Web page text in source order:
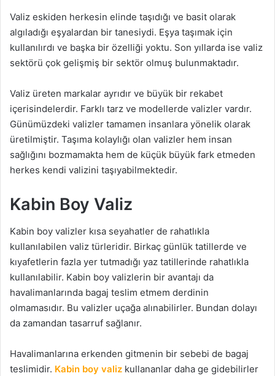
Valiz eskiden herkesin elinde taşıdığı ve basit olarak
algıladığı eşyalardan bir tanesiydi. Eşya taşımak için
kullanılırdı ve başka bir özelliği yoktu. Son yıllarda ise valiz
sektörü çok gelişmiş bir sektör olmuş bulunmaktadır.
Valiz üreten markalar ayrıdır ve büyük bir rekabet
içerisindelerdir. Farklı tarz ve modellerde valizler vardır.
Günümüzdeki valizler tamamen insanlara yönelik olarak
üretilmiştir. Taşıma kolaylığı olan valizler hem insan
sağlığını bozmamakta hem de küçük büyük fark etmeden
herkes kendi valizini taşıyabilmektedir.
Kabin Boy Valiz
Kabin boy valizler kısa seyahatler de rahatlıkla
kullanılabilen valiz türleridir. Birkaç günlük tatillerde ve
kıyafetlerin fazla yer tutmadığı yaz tatillerinde rahatlıkla
kullanılabilir. Kabin boy valizlerin bir avantajı da
havalimanlarında bagaj teslim etmem derdinin
olmamasıdır. Bu valizler uçağa alınabilirler. Bundan dolayı
da zamandan tasarruf sağlanır.
Havalimanlarına erkenden gitmenin bir sebebi de bagaj
teslimidir. Kabin boy valiz kullananlar daha ge gidebilirler